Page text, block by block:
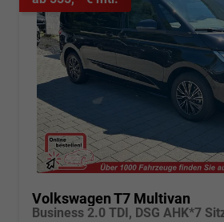
Volkswagen T7 Multivan